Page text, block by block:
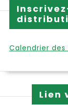
Calendrier
Lien